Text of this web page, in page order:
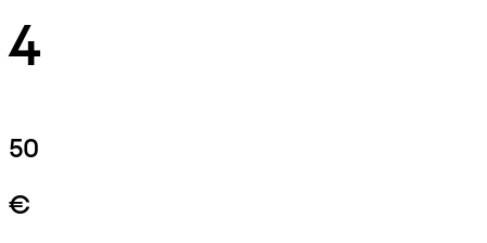
4
50
€